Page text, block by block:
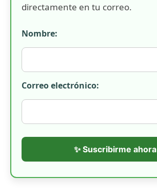
directamente en tu correo.
Nombre:
Correo electrónico:
✨ Suscribirme ahora